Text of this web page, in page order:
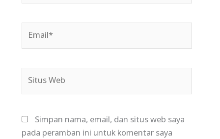
Simpan nama, email, dan situs web saya
pada peramban ini untuk komentar saya